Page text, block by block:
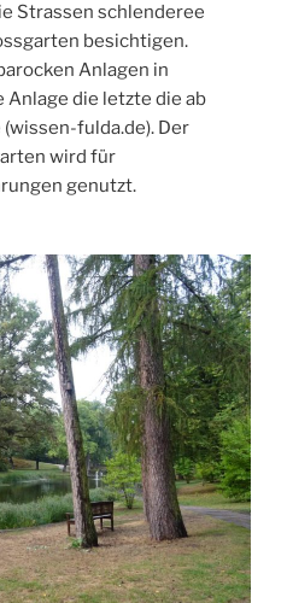
Strassen schlenderee
besichtigen.
Anlagen in
Anlage die letzte die ab
fulda.de). Der
wird für
genutzt.